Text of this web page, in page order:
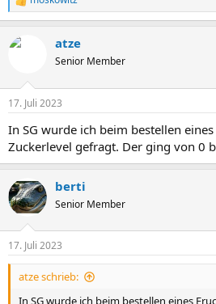
R
e
k
e
:
atze
Senior Member
17. Juli 2023
In SG wurde ich beim bestellen
Zuckerlevel gefragt. Der ging von 0
berti
Senior Member
17. Juli 2023
atze schrieb: